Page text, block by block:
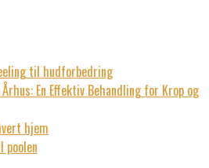
til hudforbedring
En Effektiv Behandling for Krop og
hjem
poolen